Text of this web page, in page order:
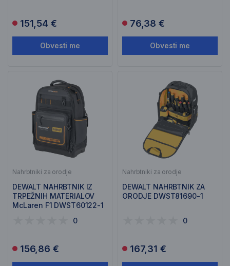
151,54 €
Obvesti me
76,38 €
Obvesti me
Nahrbtniki za orodje
DEWALT NAHRBTNIK IZ
TRPEŽNIH MATERIALOV
McLaren F1 DWST60122-1
0
156,86 €
Nahrbtniki za orodje
DEWALT NAHRBTNIK ZA
ORODJE DWST81690-1
0
167,31 €